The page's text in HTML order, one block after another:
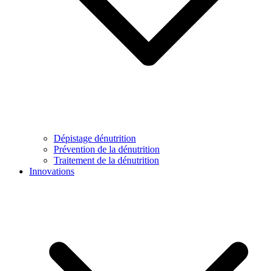
Dépistage dénutrition
Prévention de la dénutrition
Traitement de la dénutrition
Innovations